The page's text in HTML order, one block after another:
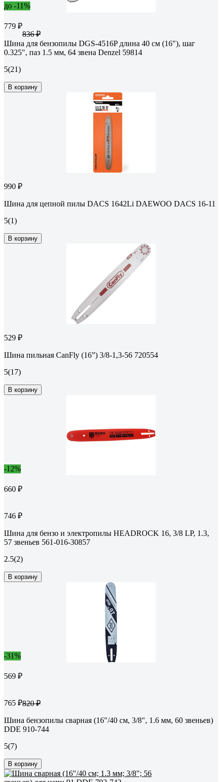
до -11%
779 ₽
836 ₽
Шина для бензопилы DGS-4516P длина 40 см (16"), шаг
0.325", паз 1.5 мм, 64 звена Denzel 59814
5(21)
В корзину
990 ₽
Шина для цепной пилы DACS 1642Li DAEWOO DACS 16-11
5(1)
В корзину
529 ₽
Шина пильная CanFly (16”) 3/8-1,3-56 720554
5(17)
В корзину
-12%
660 ₽
746 ₽
Шина для бензо и электропилы HEADROCK 16, 3/8 LP, 1.3,
57 звеньев 561-016-30857
2.5(2)
В корзину
-31%
569 ₽
765 ₽820 ₽
Шина бензопилы сварная (16"/40 см, 3/8", 1.6 мм, 60 звеньев)
DDE 910-744
5(7)
В корзину